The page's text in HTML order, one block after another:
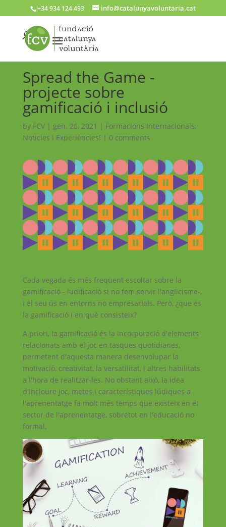
+34 934 124 493 info@catalunyavoluntaria.cat
Spread the Game -
projecte sobre
gamificació i inclusió
by FCV| gen. 26, 2021 | Formacions Internacionals,
Noticies i Experiències! | 0 comments
Cada vegada és més freqüent escoltar sobre la
gamificació - ludificació si no fem servir l'anglicisme-,
i el seu ús en entorns no empresarials. Però, ¿que és
la gamificació i en què consisteix?
A priori, la gamificació és la incorporació d'elements
relacionats amb el joc en tasques quotidianes,
permetent d'aquesta manera desenvolupar la
motivació, creativitat, la versatilitat, i altres habilitats
a l'hora de realitzar-les. No obstant això, la idea
d'incloure joc, metes i característiques lúdiques a
l'aprenentatge fa molt més temps que existeix en el
sector de l'aprenentatge, sobretot en l'educació no
formal.